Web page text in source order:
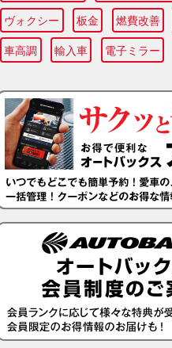
ヴォクシー 板金 燃費改善
車高調 輸入車 電子ミラー